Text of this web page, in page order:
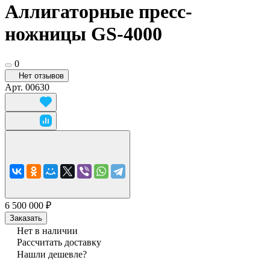
Аллигаторные пресс-
ножницы GS-4000
0
Нет отзывов
Арт. 00630
6 500 000 ₽
Заказать
Нет в наличии
Рассчитать доставку
Нашли дешевле?